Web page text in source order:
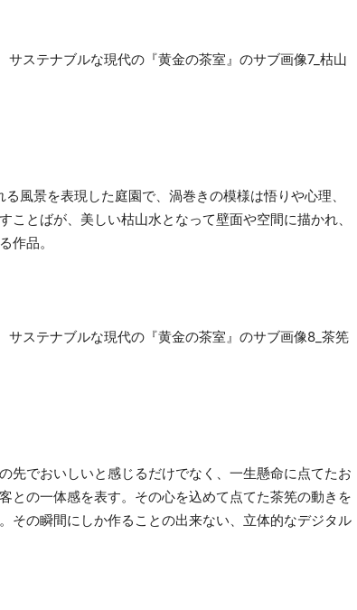
風景を表現した庭園で、渦巻きの模様は悟りや心理、
とばが、美しい枯山水となって壁面や空間に描かれ、
作品。
先でおいしいと感じるだけでなく、一生懸命に点てたお
との一体感を表す。その心を込めて点てた茶筅の動きを
その瞬間にしか作ることの出来ない、立体的なデジタル